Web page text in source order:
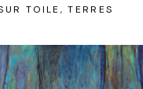
TOILE TERRES